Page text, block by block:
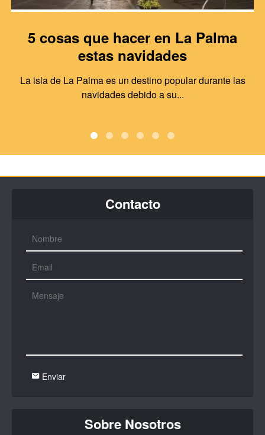
5 cosas que hacer en La Palma
estas navidades
La isla de La Palma es un destino popular durante las
navidades debido a su...
Contacto
Enviar
Sobre Nosotros